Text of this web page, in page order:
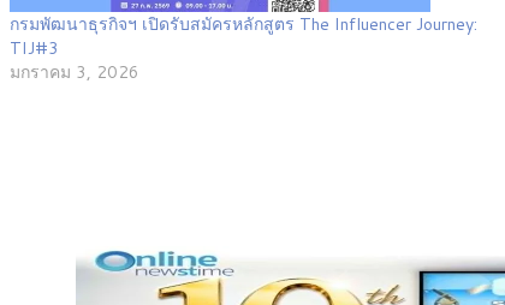
กรมพัฒนาธุรกิจฯ เปิดรับสมัครหลักสูตร The Influencer Journey:
TIJ#3
มกราคม 3, 2026